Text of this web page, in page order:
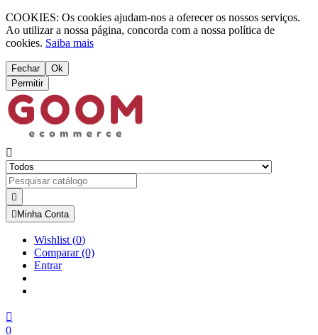
COOKIES: Os cookies ajudam-nos a oferecer os nossos serviços.
Ao utilizar a nossa página, concorda com a nossa política de
cookies. Saiba mais
Fechar
Ok
Permitir


 Minha Conta
Wishlist (0)
Comparar(0)
Entrar

0